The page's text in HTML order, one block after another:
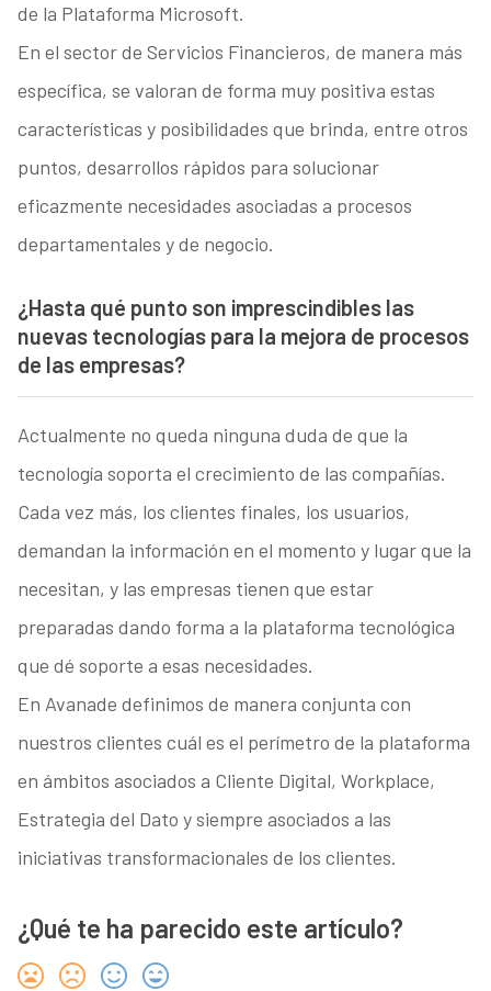
de la Plataforma Microsoft.
En el sector de Servicios Financieros, de manera más
específica, se valoran de forma muy positiva estas
características y posibilidades que brinda, entre otros
puntos, desarrollos rápidos para solucionar
eficazmente necesidades asociadas a procesos
departamentales y de negocio.
¿Hasta qué punto son imprescindibles las
nuevas tecnologías para la mejora de procesos
de las empresas?
Actualmente no queda ninguna duda de que la
tecnología soporta el crecimiento de las compañías.
Cada vez más, los clientes finales, los usuarios,
demandan la información en el momento y lugar que la
necesitan, y las empresas tienen que estar
preparadas dando forma a la plataforma tecnológica
que dé soporte a esas necesidades.
En Avanade definimos de manera conjunta con
nuestros clientes cuál es el perímetro de la plataforma
en ámbitos asociados a Cliente Digital, Workplace,
Estrategia del Dato y siempre asociados a las
iniciativas transformacionales de los clientes.
¿Qué te ha parecido este artículo?